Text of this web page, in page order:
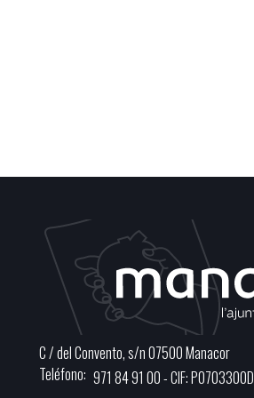
C / del Convento, s/n 07500 Manacor
Teléfono 971 84 91 00 - CIF: P0703300D